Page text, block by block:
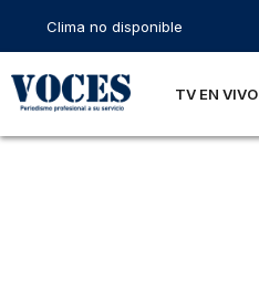
Clima no disponible
TV EN VIVO